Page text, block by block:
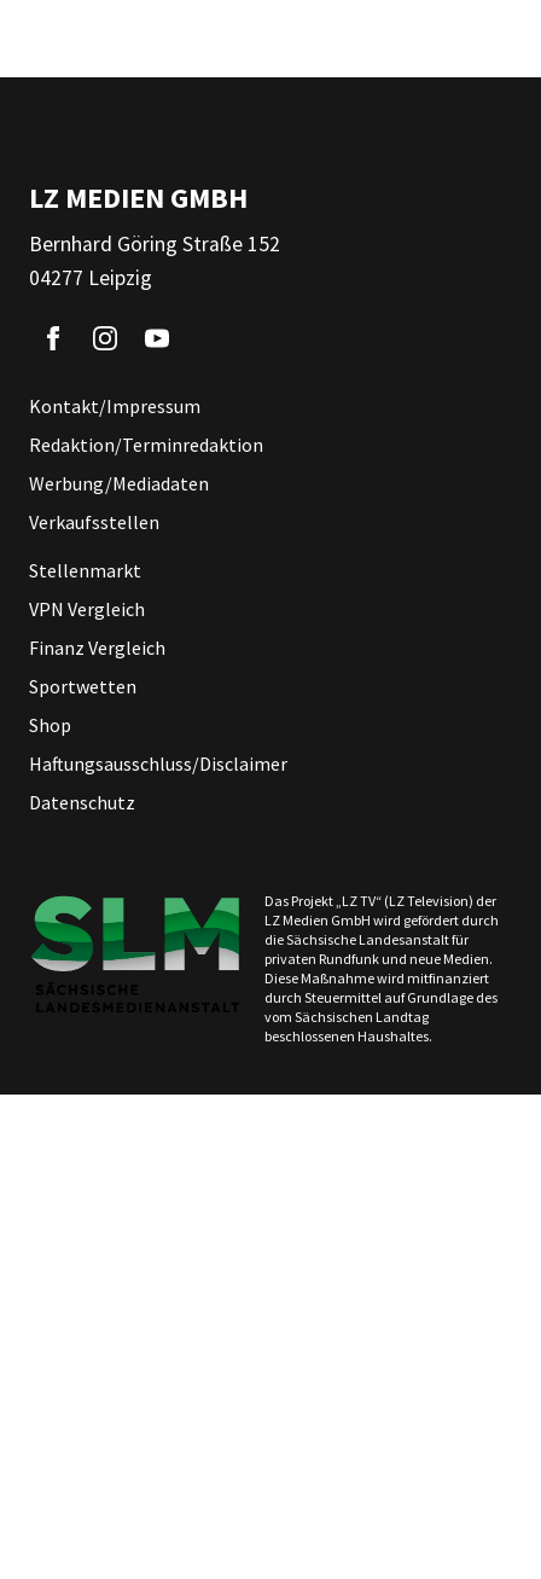
LZ MEDIEN GMBH
Bernhard Göring Straße 152
04277 Leipzig
Kontakt/Impressum
Redaktion/Terminredaktion
Werbung/Mediadaten
Verkaufsstellen
Stellenmarkt
VPN Vergleich
Finanz Vergleich
Sportwetten
Shop
Haftungsausschluss/Disclaimer
Datenschutz
Das Projekt „LZ TV“ (LZ Television) der
LZ Medien GmbH wird gefördert durch
die Sächsische Landesanstalt für
privaten Rundfunk und neue Medien.
Diese Maßnahme wird mitfinanziert
durch Steuermittel auf Grundlage des
vom Sächsischen Landtag
beschlossenen Haushaltes.